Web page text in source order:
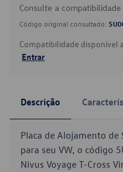
Consulte a
Código original consultado:
Compatibilidade disponível
Entrar
Descrição
Placa de Alojamento
para seu VW, o código
Nivus Voyage T-Cross